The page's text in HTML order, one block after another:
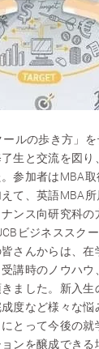
ルの歩き方」
生と交流を図り
参加者はMBA
て、英語MBA
ンス向研究科の
ビジネススク
さんからは、在
講時のノウハウ
ました。新入生
度など様々な悩
とって今後の就
ンを醸成できる